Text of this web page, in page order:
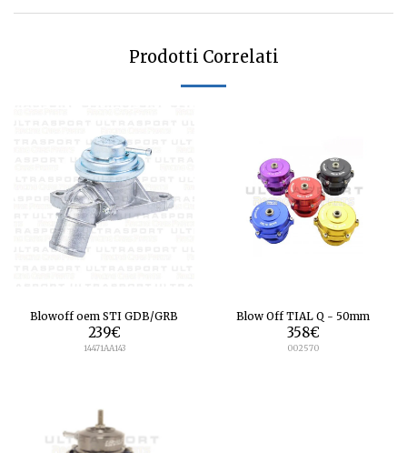
Prodotti Correlati
Blowoff oem STI GDB/GRB
239€
14471AA143
Blow Off TIAL Q - 50mm
358€
002570